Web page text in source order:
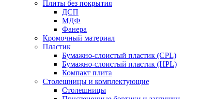
Плиты без покрытия
ДСП
МДФ
Фанера
Кромочный материал
Пластик
Бумажно-слоистый пластик (CPL)
Бумажно-слоистый пластик (HPL)
Компакт плита
Столешницы и комплектующие
Столешницы